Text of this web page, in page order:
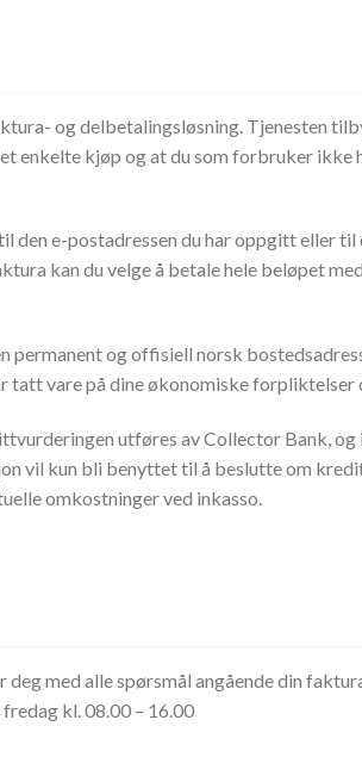
og delbetalingsløsning. Tjenesten
enkelte kjøp og at du som forbruker
den e-postadressen du har oppgitt eller
kan du velge å betale hele beløpet
permanent og offisiell norsk
vare på dine økonomiske forpliktelser
utføres av Collector Bank,
vil kun bli benyttet til å beslutte om
omkostninger ved inkasso.
med alle spørsmål angående din
kl. 08.00 – 16.00